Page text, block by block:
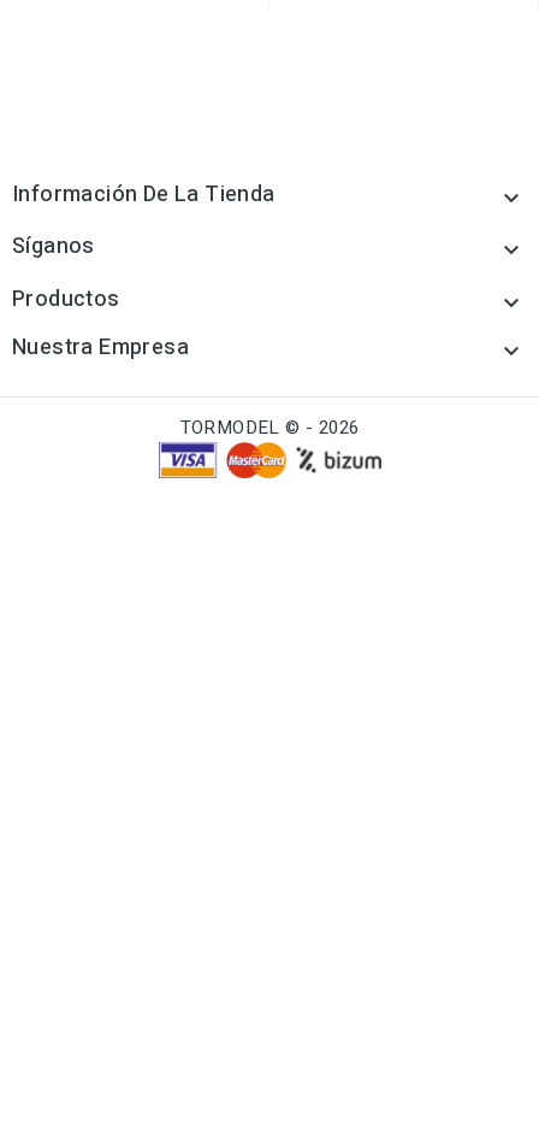
Información De La Tienda 
Síganos 
Productos 
Nuestra Empresa 
TORMODEL © - 2026